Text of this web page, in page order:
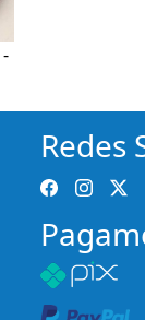
Redes